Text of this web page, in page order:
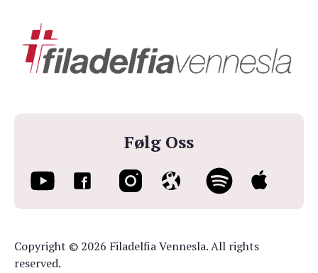
Følg Oss
Copyright © 2026 Filadelfia Vennesla. All rights
reserved.